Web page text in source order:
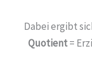
Dabei ergibt
Quotient=